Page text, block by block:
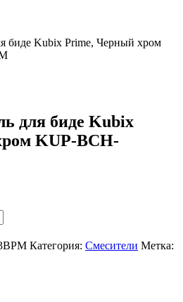
биде Kubix Prime, Черный хром
для биде Kubix
KUP-BCH-
Категория: Смесители Метка: